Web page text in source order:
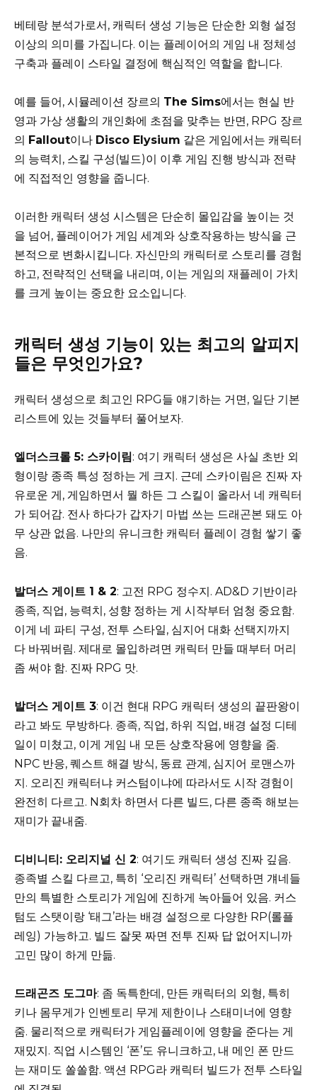
베테랑 분석가로서, 캐릭터 생성 기능은 단순한 외형 설정
이상의 의미를 가집니다. 이는 플레이어의 게임 내 정체성
구축과 플레이 스타일 결정에 핵심적인 역할을 합니다.
예를 들어, 시뮬레이션 장르의 The Sims에서는 현실 반
영과 가상 생활의 개인화에 초점을 맞추는 반면, RPG 장르
의 Fallout이나 Disco Elysium 같은 게임에서는 캐릭터
의 능력치, 스킬 구성(빌드)이 이후 게임 진행 방식과 전략
에 직접적인 영향을 줍니다.
이러한 캐릭터 생성 시스템은 단순히 몰입감을 높이는 것
을 넘어, 플레이어가 게임 세계와 상호작용하는 방식을 근
본적으로 변화시킵니다. 자신만의 캐릭터로 스토리를 경험
하고, 전략적인 선택을 내리며, 이는 게임의 재플레이 가치
를 크게 높이는 중요한 요소입니다.
캐릭터 생성 기능이 있는 최고의 알피지
들은 무엇인가요?
캐릭터 생성으로 최고인 RPG들 얘기하는 거면, 일단 기본
리스트에 있는 것들부터 풀어보자.
엘더스크롤 5: 스카이림: 여기 캐릭터 생성은 사실 초반 외
형이랑 종족 특성 정하는 게 크지. 근데 스카이림은 진짜 자
유로운 게, 게임하면서 뭘 하든 그 스킬이 올라서 네 캐릭터
가 되어감. 전사 하다가 갑자기 마법 쓰는 드래곤본 돼도 아
무 상관 없음. 나만의 유니크한 캐릭터 플레이 경험 쌓기 좋
음.
발더스 게이트 1 & 2: 고전 RPG 정수지. AD&D 기반이라
종족, 직업, 능력치, 성향 정하는 게 시작부터 엄청 중요함.
이게 네 파티 구성, 전투 스타일, 심지어 대화 선택지까지
다 바꿔버림. 제대로 몰입하려면 캐릭터 만들 때부터 머리
좀 써야 함. 진짜 RPG 맛.
발더스 게이트 3: 이건 현대 RPG 캐릭터 생성의 끝판왕이
라고 봐도 무방하다. 종족, 직업, 하위 직업, 배경 설정 디테
일이 미쳤고, 이게 게임 내 모든 상호작용에 영향을 줌.
NPC 반응, 퀘스트 해결 방식, 동료 관계, 심지어 로맨스까
지. 오리진 캐릭터냐 커스텀이냐에 따라서도 시작 경험이
완전히 다르고. N회차 하면서 다른 빌드, 다른 종족 해보는
재미가 끝내줌.
디비니티: 오리지널 신 2: 여기도 캐릭터 생성 진짜 깊음.
종족별 스킬 다르고, 특히 ‘오리진 캐릭터’ 선택하면 걔네들
만의 특별한 스토리가 게임에 진하게 녹아들어 있음. 커스
텀도 스탯이랑 ‘태그’라는 배경 설정으로 다양한 RP(롤플
레잉) 가능하고. 빌드 잘못 짜면 전투 진짜 답 없어지니까
고민 많이 하게 만듦.
드래곤즈 도그마: 좀 독특한데, 만든 캐릭터의 외형, 특히
키나 몸무게가 인벤토리 무게 제한이나 스태미너에 영향
줌. 물리적으로 캐릭터가 게임플레이에 영향을 준다는 게
재밌지. 직업 시스템인 ‘폰’도 유니크하고, 내 메인 폰 만드
는 재미도 쏠쏠함. 액션 RPG라 캐릭터 빌드가 전투 스타일